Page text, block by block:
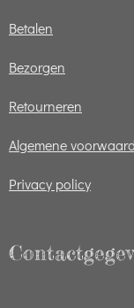
Betalen
Bezorgen
Retourneren
Algemene
Privacy policy